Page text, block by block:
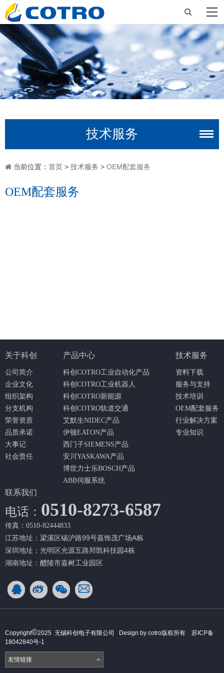
技术服务
当前位置： 首页 > 技术服务 > OEM配套服务
OEM配套服务
关于科创
公司简介
企业文化
组织架构
分支机构
荣誉资质
品质承诺
大事记
社会责任
产品中心
科创COTRO工业自动化产品
科创COTRO工业机器人
科创COTRO新能源
科创COTRO轨道交通
艾默生NIDEC产品
伊顿EATON产品
西门子SIEMENS产品
安川YASKAWA产品
博世力士乐BOSCH产品
ABB伺服系统
技术服务
资料下载
服务与支持
技术培训
OEM配套服务
行业解决方案
专业知识
联系我们
电话： 0510-8273-6587
传真：0510-82444833
江苏地址：梁溪区锡沪路99号嘉饰茂广场A栋
深圳地址：光明区光源五路邦凯科技园4栋
湖南地址：醴陵市嘉树工业园区
Copyright©2025 无锡科创电子有限公司 Design by cotro版权所有 苏ICP备
18042840号-1
友情链接